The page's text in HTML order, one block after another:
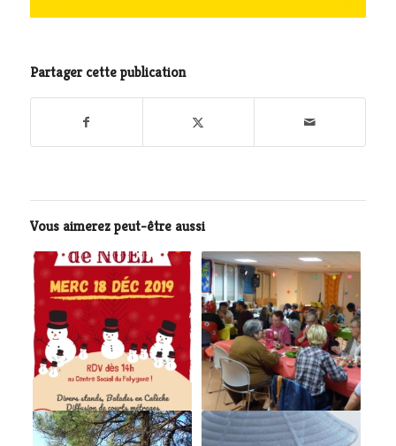
Partager cette publication
Vous aimerez peut-être aussi